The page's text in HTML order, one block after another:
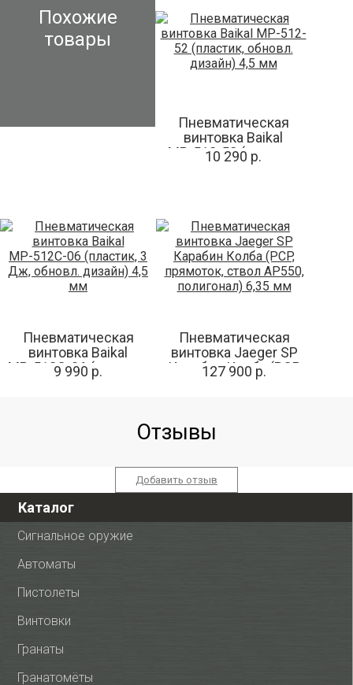
Похожие
товары
Пневматическая
винтовка Baikal
МР-512-52 (пластик,
обновл. дизайн) 4,5
10 290 р.
Пневматическая
винтовка Baikal
МР-512С-06 (пластик,
3 Дж, обновл. дизайн)
9 990 р.
Пневматическая
винтовка Jaeger SP
Карабин Колба (PCP,
прямоток, ствол
127 900 р.
Отзывы
Добавить отзыв
Каталог
Сигнальное оружие
Автоматы
Пистолеты
Винтовки
Гранаты
Гранатомёты